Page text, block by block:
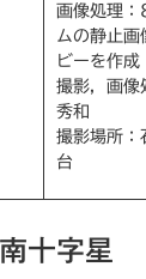
画像処理
ムの静止画
ビーを作成
撮影，画像
秀和
撮影場所：
台
十字星